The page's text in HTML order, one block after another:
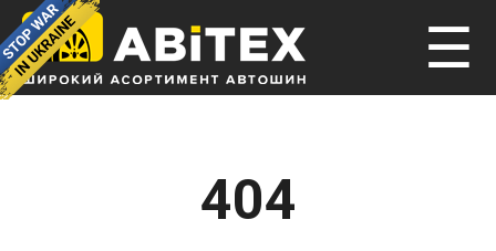
☰
404